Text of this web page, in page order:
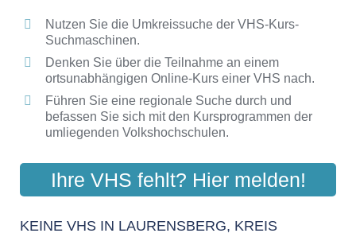
Nutzen Sie die Umkreissuche der VHS-Kurs-
Suchmaschinen.
Denken Sie über die Teilnahme an einem
ortsunabhängigen Online-Kurs einer VHS nach.
Führen Sie eine regionale Suche durch und
befassen Sie sich mit den Kursprogrammen der
umliegenden Volkshochschulen.
Ihre VHS fehlt? Hier melden!
KEINE VHS IN LAURENSBERG, KREIS